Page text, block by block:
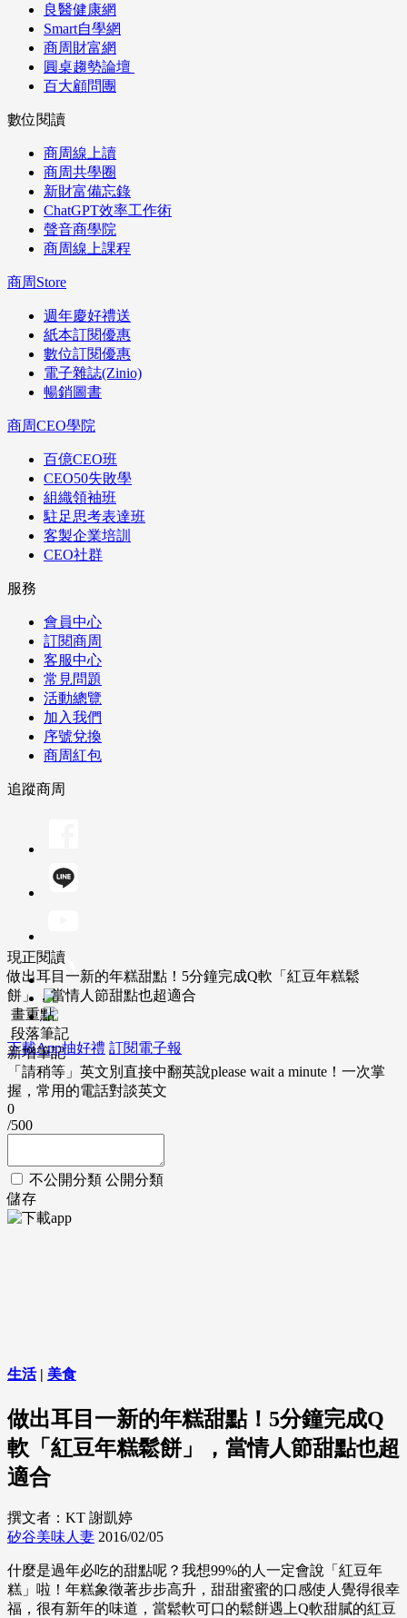
良醫健康網
Smart自學網
商周財富網
圓桌趨勢論壇
百大顧問團
數位閱讀
商周線上讀
商周共學圈
新財富備忘錄
ChatGPT效率工作術
聲音商學院
商周線上課程
商周Store
週年慶好禮送
紙本訂閱優惠
數位訂閱優惠
電子雜誌(Zinio)
暢銷圖書
商周CEO學院
百億CEO班
CEO50失敗學
組織領袖班
駐足思考表達班
客製企業培訓
CEO社群
服務
會員中心
訂閱商周
客服中心
常見問題
活動總覽
加入我們
序號兌換
商周紅包
追蹤商周
下載App抽好禮 訂閱電子報
現正閱讀
做出耳目一新的年糕甜點！5分鐘完成Q軟「紅豆年糕鬆
餅」，當情人節甜點也超適合
畫重點
段落筆記
新增筆記
「請稍等」英文別直接中翻英說please wait a minute！一次掌
握，常用的電話對談英文
0
/500
不公開分類 公開分類
儲存
生活| 美食
做出耳目一新的年糕甜點！5分鐘完成Q
軟「紅豆年糕鬆餅」，當情人節甜點也超
適合
撰文者：KT 謝凱婷
矽谷美味人妻 2016/02/05
什麼是過年必吃的甜點呢？我想99%的人一定會說「紅豆年
糕」啦！年糕象徵著步步高升，甜甜蜜蜜的口感使人覺得很幸
福，很有新年的味道，當鬆軟可口的鬆餅遇上Q軟甜膩的紅豆